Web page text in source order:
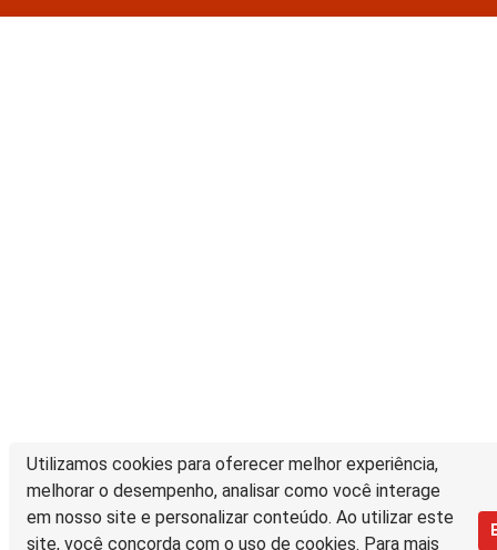
Utilizamos cookies para oferecer melhor experiência,
melhorar o desempenho, analisar como você interage
em nosso site e personalizar conteúdo. Ao utilizar este
site, você concorda com o uso de cookies. Para mais